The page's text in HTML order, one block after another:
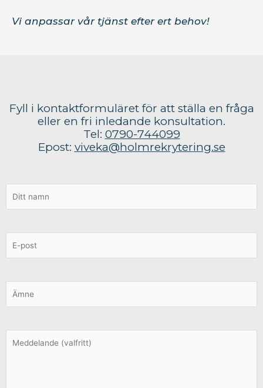
Vi anpassar vår tjänst efter ert behov!
Fyll i kontaktformuläret för att ställa en fråga
eller en fri inledande konsultation.
Tel: 0790-744099
Epost: viveka@holmrekrytering.se